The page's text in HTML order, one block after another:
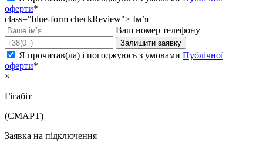
оферти*
class="blue-form checkReview"> Ім’я
Ваш номер телефону
Залишити заявку
Я прочитав(ла) і погоджуюсь з умовами Публічної
оферти*
×
Гігабіт
(СМАРТ)
Заявка на підключення